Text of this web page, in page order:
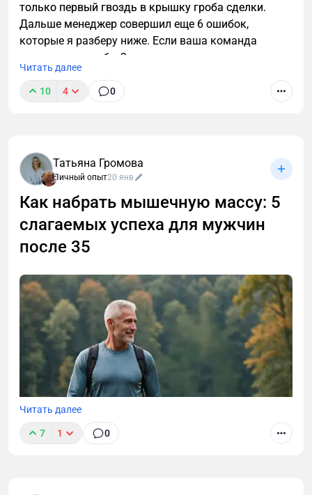
только первый гвоздь в крышку гроба сделки.
Дальше менеджер совершил еще 6 ошибок,
которые я разберу ниже. Если ваша команда
допускает хотя бы 2 из них — вы сливаете каждую
третью заявку.
Читать далее
10 4 0
Татьяна Громова
Личный опыт20 янв
Как набрать мышечную массу: 5
слагаемых успеха для мужчин
после 35
Читать далее
7 1 0